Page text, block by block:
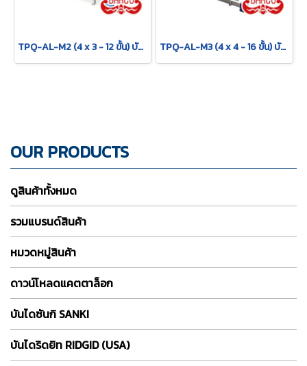
TPQ-AL-M2 (4 x 3 - 12 ขั้น) บันไดอเนกประสงค์อลูมิเนียม กาง พาด ทรง M "รุ่นข้อใหญ่" รุ่น M2 ขนาด 4 x 3 (12 ขั้น) BARCO TPQ-AL-M3 (4 x 4 - 16 ขั้น) บันไดอเนกประสงค์อลูมิเนียม กาง พาด ทรง M "รุ่นข้อใหญ่" รุ่น M3 ขนาด 4 x 4 (16 ขั้น) BARCO
OUR PRODUCTS
ดูสินค้าทั้งหมด
รวมแบรนด์สินค้า
หมวดหมู่สินค้า
ดาวน์โหลดแคตตาล็อก
บันไดซันกิ SANKI
บันไดริดยิท RIDGID (USA)